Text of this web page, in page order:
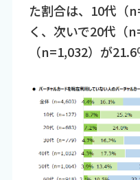
た割合は、10代（
く、次いで20代（
（n=1,032）が21.6